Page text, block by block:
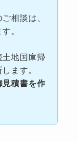
相談は、
。
地国庫帰
ます。
見積書を作